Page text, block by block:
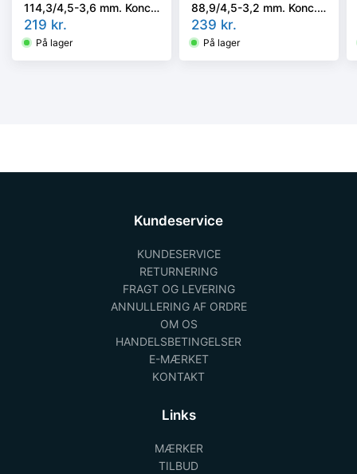
114,3/4,5-3,6 mm. Konc.
Kval. P235GH, EN 10253-
2/rk2 type B
219 kr.
På lager
88,9/4,5-3,2 mm. Konc.
Kval. P235GH, EN 10253-
2/rk2 type B
239 kr.
På lager
Kundeservice
KUNDESERVICE
RETURNERING
FRAGT OG LEVERING
ANNULLERING AF ORDRE
OM OS
HANDELSBETINGELSER
E-MÆRKET
KONTAKT
Links
MÆRKER
TILBUD